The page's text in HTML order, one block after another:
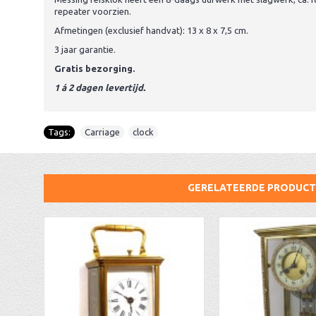
repeater voorzien.
Afmetingen (exclusief handvat): 13 x 8 x 7,5 cm.
3 jaar garantie.
Gratis bezorging.
1 á 2 dagen levertijd.
Tags: Carriage clock
GERELATEERDE